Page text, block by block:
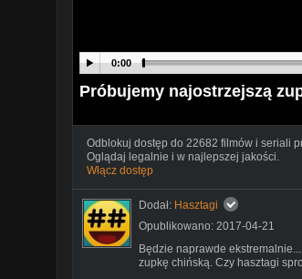
0:00
Próbujemy najostrzejszą
Odblokuj dostęp do 22682 filmów i seriali
Oglądaj legalnie i w najlepszej jakości.
Włącz dostęp
Dodał: Hasztagi
Opublikowano: 2017-04-21
Będzie naprawde
zupkę chińską. Czy hasztagi